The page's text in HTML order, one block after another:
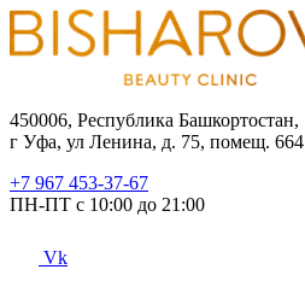
450006, Республика Башкортостан,
г Уфа, ул Ленина, д. 75, помещ. 664
+7 967 453-37-67
ПН-ПТ с 10:00 до 21:00
Vk